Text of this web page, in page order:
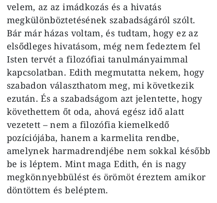
velem, az az imádkozás és a hivatás
megkülönböztetésének szabadságáról szólt.
Bár már házas voltam, és tudtam, hogy ez az
elsődleges hivatásom, még nem fedeztem fel
Isten tervét a filozófiai tanulmányaimmal
kapcsolatban. Edith megmutatta nekem, hogy
szabadon választhatom meg, mi következik
ezután. És a szabadságom azt jelentette, hogy
követhettem őt oda, ahová egész idő alatt
vezetett – nem a filozófia kiemelkedő
pozíciójába, hanem a karmelita rendbe,
amelynek harmadrendjébe nem sokkal később
be is léptem. Mint maga Edith, én is nagy
megkönnyebbülést és örömöt éreztem amikor
döntöttem és beléptem.